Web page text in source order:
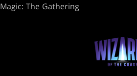
Magic: The Gathering